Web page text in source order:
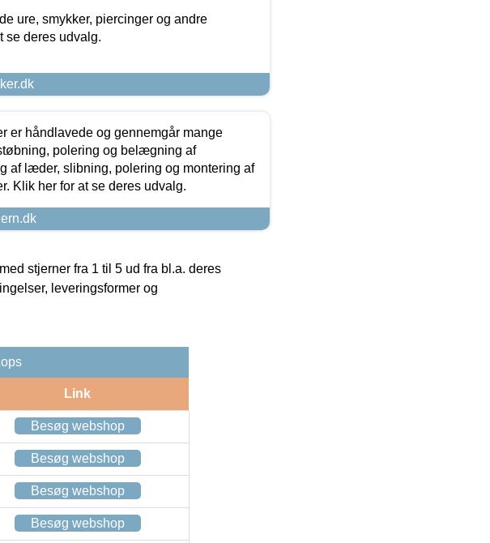
ure, smykker, piercinger og andre
se deres udvalg.
er håndlavede og gennemgår mange
polering og belægning af
af læder, slibning, polering og montering af
Klik her for at se deres udvalg.
stjerner fra 1 til 5 ud fra bl.a. deres
leveringsformer og
Link
Besøg webshop
Besøg webshop
Besøg webshop
Besøg webshop